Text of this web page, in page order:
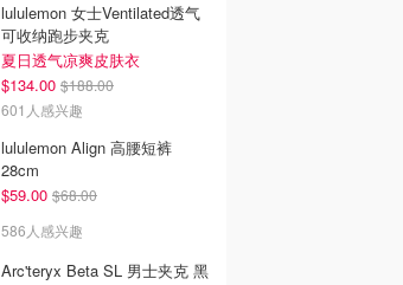
lululemon 女士Ventilated透气
可收纳跑步夹克
夏日透气凉爽皮肤衣
$134.00 $188.00
601人感兴趣
lululemon Align 高腰短裤
28cm
$59.00 $68.00
586人感兴趣
Arc'teryx Beta SL 男士夹克 黑